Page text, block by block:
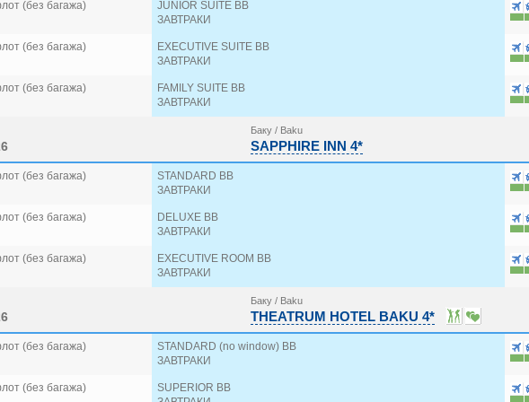
(без багажа)
JUNIOR SUITE BB
ЗАВТРАКИ
(без багажа)
EXECUTIVE SUITE BB
ЗАВТРАКИ
(без багажа)
FAMILY SUITE BB
ЗАВТРАКИ
Баку / Baku
SAPPHIRE INN 4*
(без багажа)
STANDARD BB
ЗАВТРАКИ
(без багажа)
DELUXE BB
ЗАВТРАКИ
(без багажа)
EXECUTIVE ROOM BB
ЗАВТРАКИ
Баку / Baku
THEATRUM HOTEL BAKU 4*
(без багажа)
STANDARD (no window) BB
ЗАВТРАКИ
(без багажа)
SUPERIOR BB